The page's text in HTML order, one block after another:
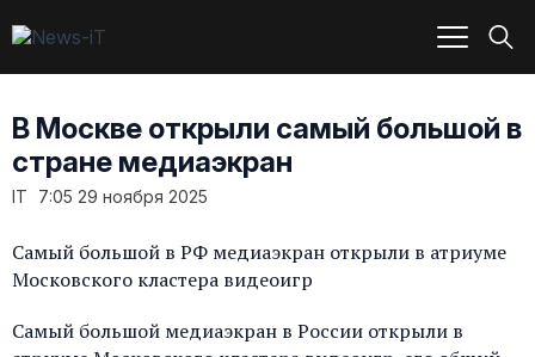
В Москве открыли самый большой в
стране медиаэкран
IT 7:05 29 ноября 2025
Самый большой в РФ медиаэкран открыли в атриуме
Московского кластера видеоигр
Самый большой медиаэкран в России открыли в